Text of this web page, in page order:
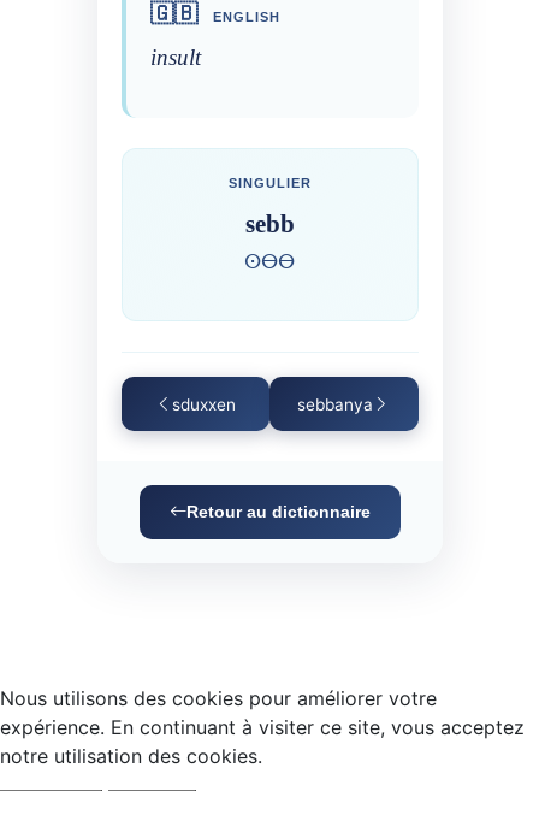
🇬🇧 ENGLISH
insult
SINGULIER
sebb
ⵙⴱⴱ
sduxxen sebbanya
Retour au dictionnaire
Nous utilisons des cookies pour améliorer votre
expérience. En continuant à visiter ce site, vous acceptez
notre utilisation des cookies.